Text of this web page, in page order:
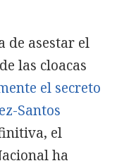
de asestar el
las cloacas
el secreto
Santos
el
ha